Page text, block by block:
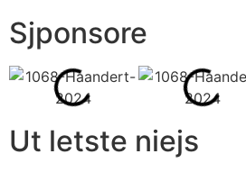
Sjponsore
Ut letste niejs